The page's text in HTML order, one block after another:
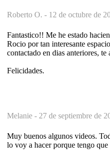
Roberto O. - 12 de octubre de
Fantastico!! Me he estado
Rocio por tan interesante
contactado en dias anteriores,
Felicidades.
Melanie - 27 de septiembre de
Muy buenos algunos videos.
lo voy a hacer porque tengo que